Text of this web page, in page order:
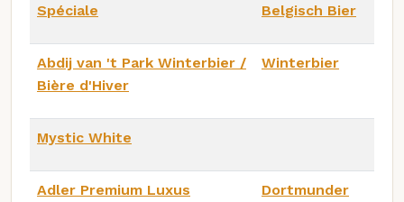
Spéciale
Belgisch Bier
Abdij van 't Park Winterbier /
Bière d'Hiver
Winterbier
Mystic White
Adler Premium Luxus
Dortmunder